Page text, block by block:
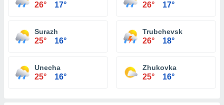
26° 17° 26° 17°
Surazh
25° 16°
Trubchevsk
26° 18°
Unecha
25° 16°
Zhukovka
25° 16°